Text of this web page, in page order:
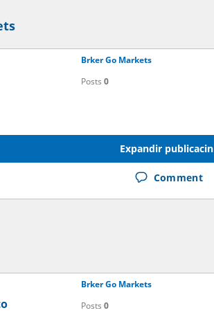
Brker Go Markets
Posts 0
Expandir publicacin
Comment
Brker Go Markets
Posts 0